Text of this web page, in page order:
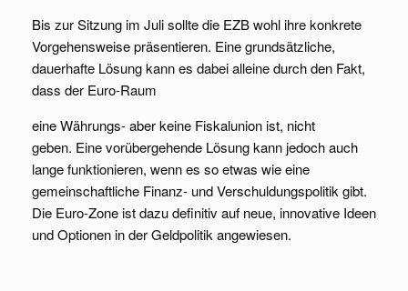
Bis zur Sitzung im Juli sollte die EZB wohl ihre konkrete
Vorgehensweise präsentieren. Eine grundsätzliche,
dauerhafte Lösung kann es dabei alleine durch den Fakt,
dass der Euro-Raum
eine Währungs- aber keine Fiskalunion ist, nicht
geben. Eine vorübergehende Lösung kann jedoch auch
lange funktionieren, wenn es so etwas wie eine
gemeinschaftliche Finanz- und Verschuldungspolitik gibt.
Die Euro-Zone ist dazu definitiv auf neue, innovative Ideen
und Optionen in der Geldpolitik angewiesen.